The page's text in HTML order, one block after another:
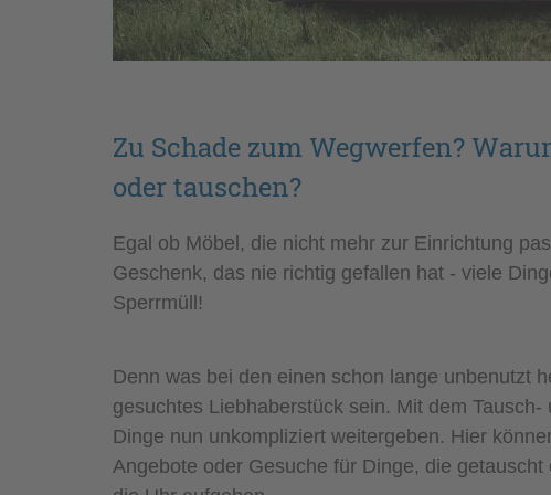
Zu Schade zum Wegwerfen?
oder tauschen?
Egal ob Möbel, die nicht mehr zur Einrichtung
Geschenk, das nie richtig gefallen hat - viele
Sperrmüll!
Denn was bei den einen schon lange unbenutzt
gesuchtes Liebhaberstück sein. Mit dem
Dinge nun unkompliziert weitergeben. Hier
Angebote oder Gesuche für Dinge, die